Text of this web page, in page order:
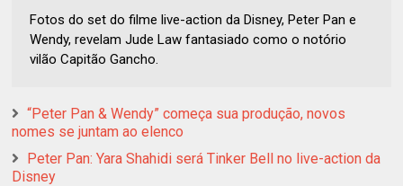
Fotos do set do filme live-action da Disney, Peter Pan e
Wendy, revelam Jude Law fantasiado como o notório
vilão Capitão Gancho.
“Peter Pan & Wendy” começa sua produção, novos
nomes se juntam ao elenco
Peter Pan: Yara Shahidi será Tinker Bell no live-action da
Disney